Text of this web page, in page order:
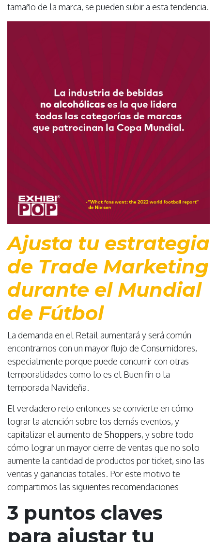
tamaño de la marca, se pueden subir a esta tendencia.
Ajusta tu estrategia
de Trade Marketing
durante el Mundial
de Fútbol
La demanda en el Retail aumentará y será común
encontrarnos con un mayor flujo de Consumidores,
especialmente porque puede concurrir con otras
temporalidades como lo es el Buen fin o la
temporada Navideña.
El verdadero reto entonces se convierte en cómo
lograr la atención sobre los demás eventos, y
capitalizar el aumento de Shoppers, y sobre todo
cómo lograr un mayor cierre de ventas que no solo
aumente la cantidad de productos por ticket, sino las
ventas y ganancias totales. Por este motivo te
compartimos las siguientes recomendaciones
3 puntos claves
para ajustar tu